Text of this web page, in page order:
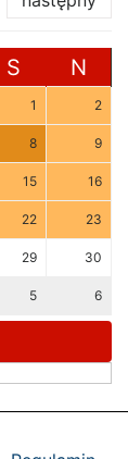
S N
1 2
8 9
15 16
22 23
29 30
5 6